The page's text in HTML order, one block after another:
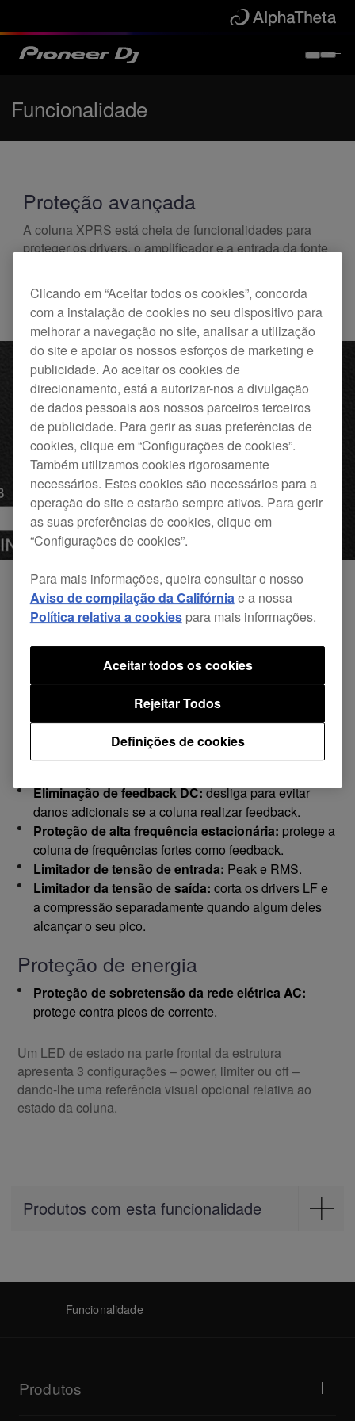
Funcionalidade
Proteção avançada
A coluna XPRS está cheia de funcionalidades para
proteger os drivers, o amplificador e a entrada da fonte
dará tranquilidade de espírito, som de alta qualidade
constante e aumentará a vida útil do seu sistema de
som.
Proteção do amplificador
Limitação térmica:desliga para evitar o
sobreaquecimento.
saída da coluna para níveis seguros em caso de
excesso de sinal de saída.
Proteção da coluna
Eliminação de feedback DC:desliga para evitar
danos adicionais se a coluna realizar feedback.
Proteção de alta frequência estacionária: protege a
coluna de frequências fortes como feedback.
Limitador de tensão de entrada: Peak e RMS.
Limitador da tensão de saída: corta os drivers LF e
a compressão separadamente quando algum deles
alcançar o seu pico.
Proteção de energia
Proteção de sobretensão da rede elétrica AC:
protege contra picos de corrente.
Um LED de estado na parte frontal da estrutura
apresenta 3 configurações – power, limiter ou off –
dando-lhe uma referência visual opcional relativa ao
estado da coluna.
Produtos com esta funcionalidade
XPRS 15
XPRS 12
XPRS 10
Funcionalidade
Produtos
Clicando em “Aceitar todos os cookies”, concorda
com a instalação de cookies no seu dispositivo para
melhorar a navegação no site, analisar a utilização
do site e apoiar os nossos esforços de marketing e
publicidade. Ao aceitar os cookies de
direcionamento, está a autorizar-nos a divulgação
de dados pessoais aos nossos parceiros terceiros
de publicidade. Para gerir as suas preferências de
cookies, clique em “Configurações de cookies”.
Também utilizamos cookies rigorosamente
necessários. Estes cookies são necessários para a
operação do site e estarão sempre ativos. Para gerir
as suas preferências de cookies, clique em
“Configurações de cookies”.
Para mais informações, queira consultar o nosso
Aviso de compilação da Califórniae a nossa
Política relativa a cookiespara mais informações.
Definições de cookies
Rejeitar Todos
Aceitar todos os cookies